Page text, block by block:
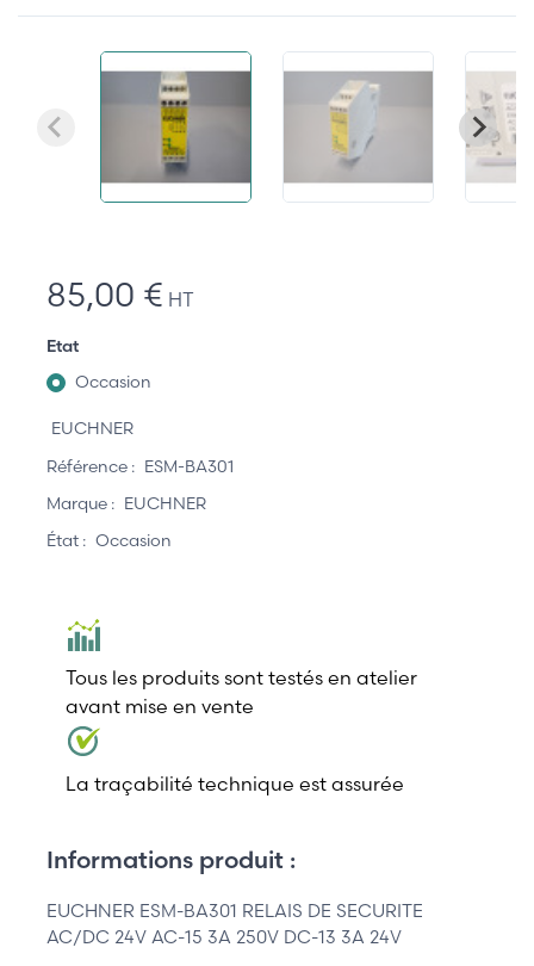
85,00 € HT
Etat
Occasion
EUCHNER
Référence : ESM-BA301
Marque : EUCHNER
État : Occasion
Tous les produits sont testés en atelier
avant mise en vente
La traçabilité technique est assurée
Informations produit :
EUCHNER ESM-BA301 RELAIS DE SECURITE
AC/DC 24V AC-15 3A 250V DC-13 3A 24V